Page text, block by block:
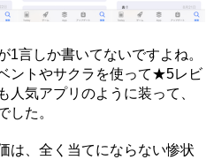
1言しか書いてないですよね。
ントやサクラを使って★5レビ
人気アプリのように装って、
した。
は、全く当てにならない惨状